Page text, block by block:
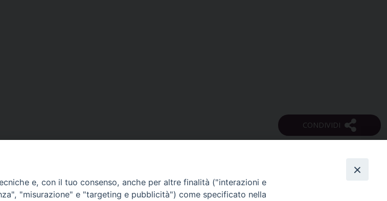
e, con il tuo consenso, anche per altre finalità ("interazioni e
"misurazione" e "targeting e pubblicità") come specificato nella